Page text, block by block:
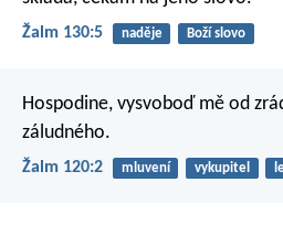
Žalm 130:5 naděje Boží slovo
Hospodine, vysvoboď mě od
záludného.
Žalm 120:2 mluvení vykupitel